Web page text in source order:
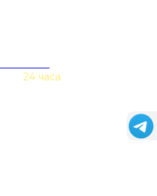
24 часа